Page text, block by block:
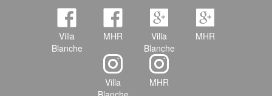
Villa
Blanche
MHR
Villa
Blanche
MHR
Villa
MHR